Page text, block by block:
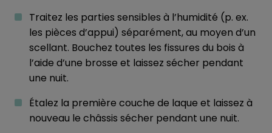
Traitez les parties sensibles à l’humidité (p. ex.
les pièces d’appui) séparément, au moyen d’un
scellant. Bouchez toutes les fissures du bois à
l’aide d’une brosse et laissez sécher pendant
une nuit.
Étalez la première couche de laque et laissez à
nouveau le châssis sécher pendant une nuit.